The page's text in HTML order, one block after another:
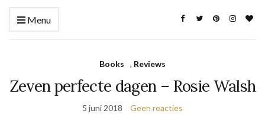
Menu
Books , Reviews
Zeven perfecte dagen – Rosie Walsh
5 juni 2018 Geen reacties